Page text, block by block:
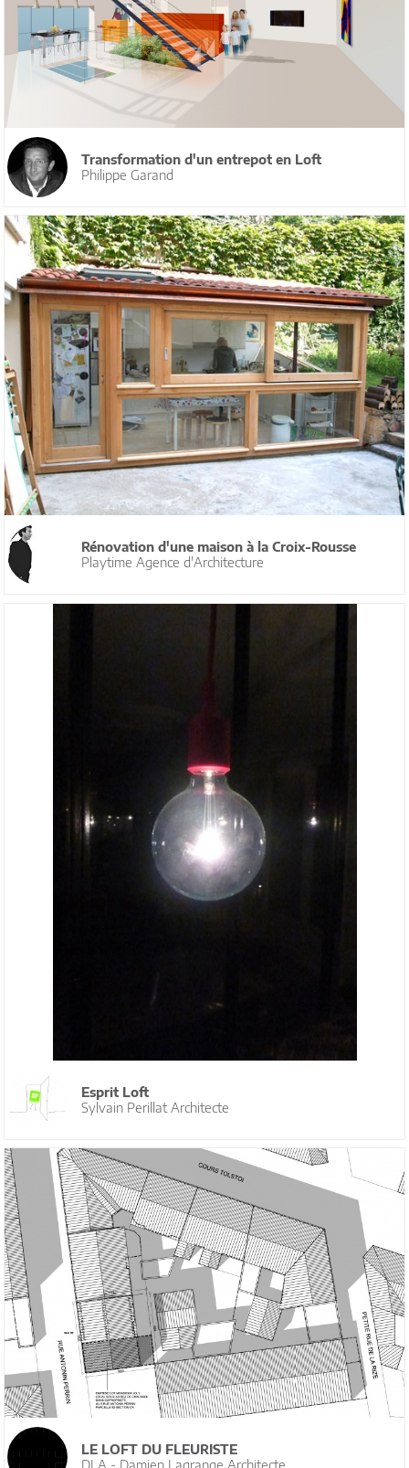
Transformation d'un entrepot en Loft
Philippe Garand
Rénovation d'une maison à la Croix-Rousse
Playtime Agence d'Architecture
Esprit Loft
Sylvain Perillat Architecte
LE LOFT DU FLEURISTE